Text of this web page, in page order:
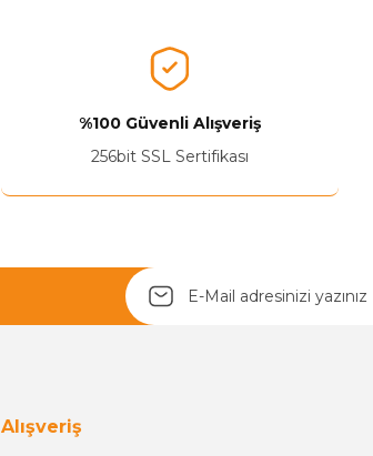
%100 Güvenli Alışveriş
256bit SSL Sertifikası
Alışveriş